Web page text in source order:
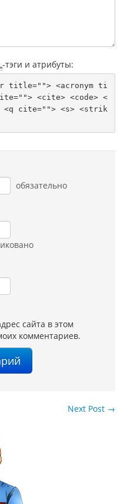
-тэги и атрибуты:
title=""> <acronym ti
<cite> <code> <
<q cite=""> <s> <strik
обязательно
сайта в этом
комментариев.
Next Post →